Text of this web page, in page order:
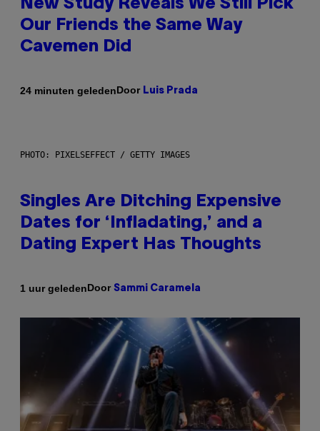
New Study Reveals We Still Pick
Our Friends the Same Way
Cavemen Did
24 minuten geledenDoor Luis Prada
PHOTO: PIXELSEFFECT / GETTY IMAGES
Singles Are Ditching Expensive
Dates for ‘Infladating,’ and a
Dating Expert Has Thoughts
1 uur geledenDoor Sammi Caramela